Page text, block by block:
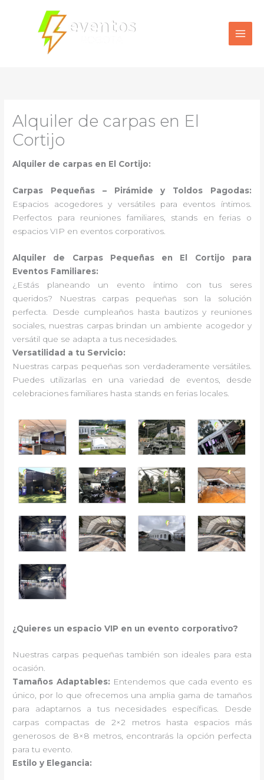
contenido
Alquiler de carpas en El
Cortijo
Alquiler de carpas en El Cortijo:
Carpas Pequeñas – Pirámide y Toldos Pagodas:
Espacios acogedores y versátiles para eventos íntimos.
Perfectos para reuniones familiares, stands en ferias o
espacios VIP en eventos corporativos.
Alquiler de Carpas Pequeñas en El Cortijo para
Eventos Familiares:
¿Estás planeando un evento íntimo con tus seres
queridos? Nuestras carpas pequeñas son la solución
perfecta. Desde cumpleaños hasta bautizos y reuniones
sociales, nuestras carpas brindan un ambiente acogedor y
versátil que se adapta a tus necesidades.
Versatilidad a tu Servicio:
Nuestras carpas pequeñas son verdaderamente versátiles.
Puedes utilizarlas en una variedad de eventos, desde
celebraciones familiares hasta stands en ferias locales.
¿Quieres un espacio VIP en un evento corporativo?
Nuestras carpas pequeñas también son ideales para esta
ocasión.
Tamaños Adaptables: Entendemos que cada evento es
único, por lo que ofrecemos una amplia gama de tamaños
para adaptarnos a tus necesidades específicas. Desde
carpas compactas de 2×2 metros hasta espacios más
generosos de 8×8 metros, encontrarás la opción perfecta
para tu evento.
Estilo y Elegancia: